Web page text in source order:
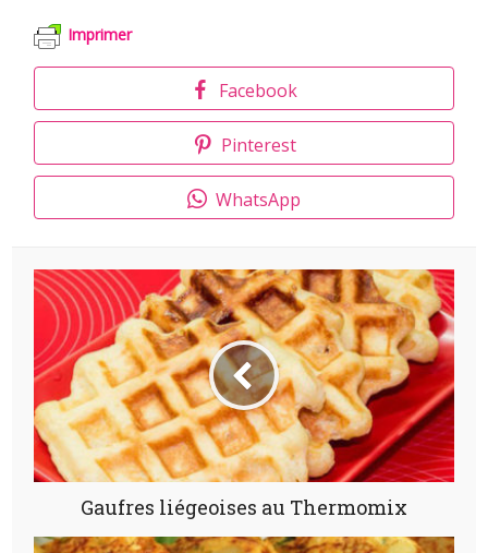
Imprimer
Facebook
Pinterest
WhatsApp
Gaufres liégeoises au Thermomix